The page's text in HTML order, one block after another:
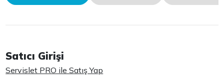
Satıcı Girişi
Servislet PRO ile Satış Yap